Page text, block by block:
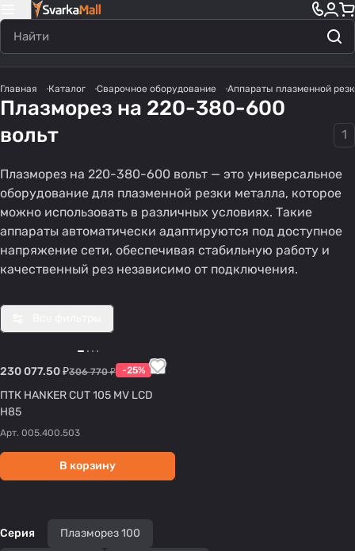
Главная Каталог Сварочное оборудование Аппараты плазменной
Плазморез на 220-380-600
вольт
1
Плазморез на 220-380-600 вольт — это универсальное
оборудование для плазменной резки металла, которое
можно использовать в различных условиях. Такие
аппараты автоматически адаптируются под доступное
напряжение сети, обеспечивая стабильную работу и
качественный рез независимо от подключения.
230 077.50 ₽306 770 ₽ -25%
ПТК HANKER CUT 105 MV LCD
H85
Арт. 005.400.503
В корзину
Серия Плазморез 100